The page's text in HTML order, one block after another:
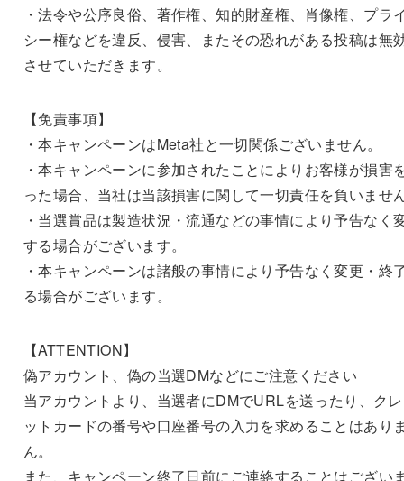
・法令や公序良俗、著作権、知的財産権、肖像権、プラ
シー権などを違反、侵害、またその恐れがある投稿は無
させていただきます。
【免責事項】
・本キャンペーンはMeta社と一切関係ございません。
・本キャンペーンに参加されたことによりお客様が損害
った場合、当社は当該損害に関して一切責任を負いませ
・当選賞品は製造状況・流通などの事情により予告なく
する場合がございます。
・本キャンペーンは諸般の事情により予告なく変更・終
る場合がございます。
【ATTENTION】
偽アカウント、偽の当選DMなどにご注意ください
当アカウントより、当選者にDMでURLを送ったり、ク
ットカードの番号や口座番号の入力を求めることはあり
ん。
また、キャンペーン終了日前にご連絡することはござい